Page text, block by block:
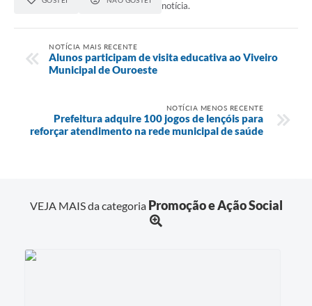
notícia.
NOTÍCIA MAIS RECENTE
Alunos participam de visita educativa ao Viveiro
Municipal de Ouroeste
NOTÍCIA MENOS RECENTE
Prefeitura adquire 100 jogos de lençóis para
reforçar atendimento na rede municipal de saúde
VEJA MAIS da categoria Promoção e Ação Social